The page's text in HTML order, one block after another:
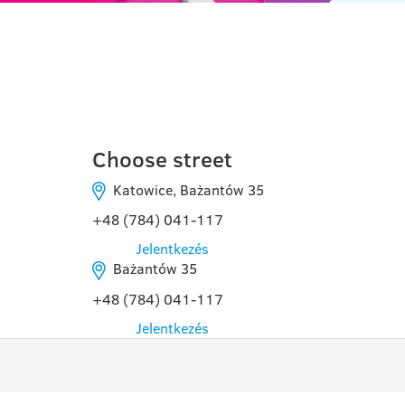
Choose street
Katowice, Bażantów 35
+48 (784) 041-117
Jelentkezés
Bażantów 35
+48 (784) 041-117
Jelentkezés